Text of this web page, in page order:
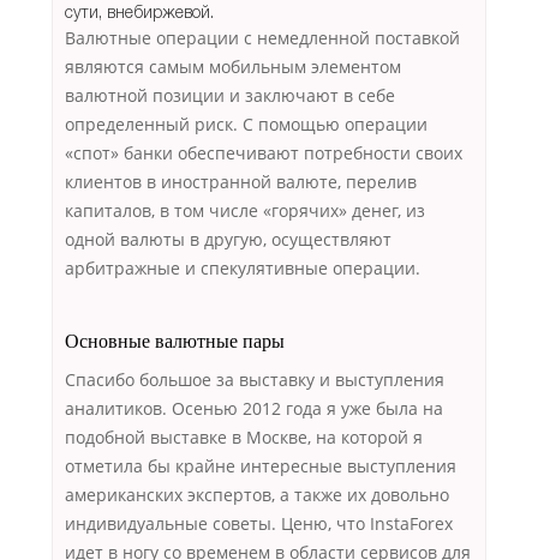
сути, внебиржевой.
Валютные операции с немедленной поставкой
являются самым мобильным элементом
валютной позиции и заключают в себе
определенный риск. С помощью операции
«спот» банки обеспечивают потребности своих
клиентов в иностранной валюте, перелив
капиталов, в том числе «горячих» денег, из
одной валюты в другую, осуществляют
арбитражные и спекулятивные операции.
Основные валютные пары
Спасибо большое за выставку и выступления
аналитиков. Осенью 2012 года я уже была на
подобной выставке в Москве, на которой я
отметила бы крайне интересные выступления
американских экспертов, а также их довольно
индивидуальные советы. Ценю, что InstaForex
идет в ногу со временем в области сервисов для